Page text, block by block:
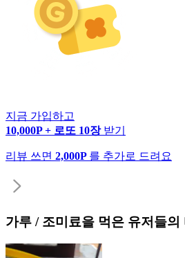
지금 가입하고
10,000P + 로또 10장 받기
리뷰 쓰면 2,000P 를 추가로 드려요
가루 / 조미료을 먹은 유저들의